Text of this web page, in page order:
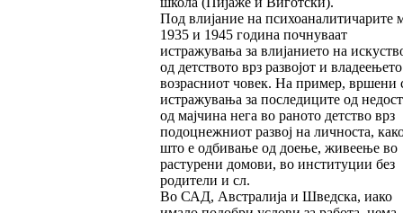
Под влијание на психоаналитичарите
1935 и 1945 година почнуваат
истражувања за влијанието на
од детството врз развојот и
возрасниот човек. На пример, вршени
истражувања за последиците од
од мајчина нега во раното детство врз
подоцнежниот развој на личноста,
што е одбивање од доење, живеење во
растурени домови, во институции без
родители и сл.
Во САД, Австралија и Шведска, иако